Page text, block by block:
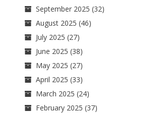
September 2025 (32)
August 2025 (46)
July 2025 (27)
June 2025 (38)
May 2025 (27)
April 2025 (33)
March 2025 (24)
February 2025 (37)